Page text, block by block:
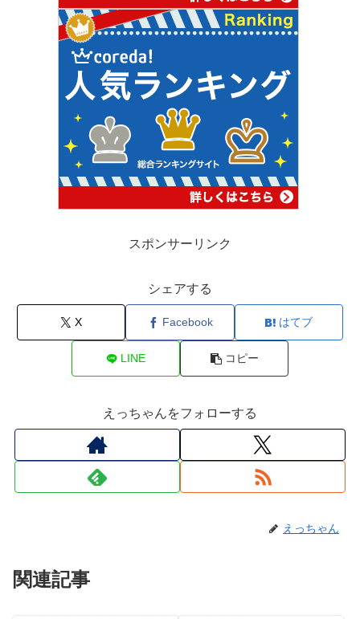
スポンサーリンク
シェアする
X Facebook はてブ
LINE コピー
えっちゃんをフォローする
えっちゃん
関連記事